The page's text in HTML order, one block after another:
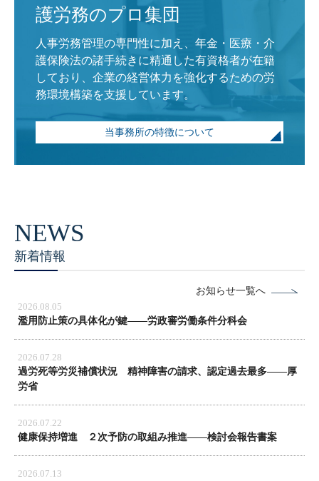
護労務のプロ集団
人事労務管理の専門性に加え、年金・医療・介
護保険法の諸手続きに精通した有資格者が在籍
しており、企業の経営体力を強化するための労
務環境構築を支援しています。
当事務所の特徴について
新着情報
お知らせ一覧へ
2026.08.05
濫用防止策の具体化が鍵――労政審労働条件分科会
2026.07.28
過労死等労災補償状況 精神障害の請求、認定過去最多――厚
労省
2026.07.22
健康保持増進 ２次予防の取組み推進――検討会報告書案
2026.07.13